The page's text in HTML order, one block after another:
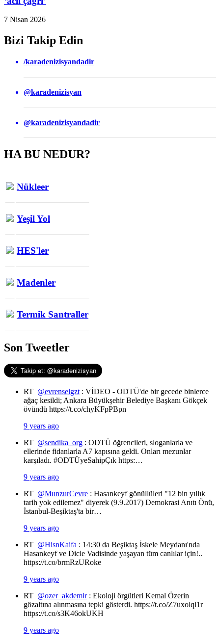
7 Nisan 2026
Bizi Takip Edin
/karadenizisyandadir
@karadenizisyan
@karadenizisyandadir
HA BU NEDUR?
Nükleer
Yeşil Yol
HES'ler
Madenler
Termik Santraller
Son Tweetler
RT @evrenselgzt: VİDEO - ODTÜ'de bir gecede binlerce
ağaç kesildi; Ankara Büyükşehir Belediye Başkanı Gökçek
övündü https://t.co/chyKFpPBpn
9 years ago
RT @sendika_org : ODTÜ öğrencileri, sloganlarla ve
ellerinde fidanlarla A7 kapısına geldi. Onları mezunlar
karşıladı. #ODTÜyeSahipÇık https:…
9 years ago
RT @MunzurCevre : Hasankeyf gönüllüleri "12 bin yıllık
tarih yok edilemez" diyerek (9.9.2017) Demokrasi Anıtı Önü,
İstanbul-Beşiktaş'ta bir…
9 years ago
RT @HisnKaifa : 14:30 da Beşiktaş İskele Meydanı'nda
Hasankeyf ve Dicle Vadisinde yaşayan tüm canlılar için!..
https://t.co/brmRzURoke
9 years ago
RT @ozer_akdemir: Ekoloji örgütleri Kemal Özerin
gözaltına alınmasına tepki gösterdi. https://t.co/Z7uxolql1r
https://t.co/s3K46okUKH
9 years ago